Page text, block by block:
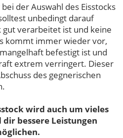
der Auswahl des Eisstocks
unbedingt darauf
gut verarbeitet ist und keine
kommt immer wieder vor,
befestigt ist und
extrem verringert. Dieser
des gegnerischen
wird auch um vieles
bessere Leistungen